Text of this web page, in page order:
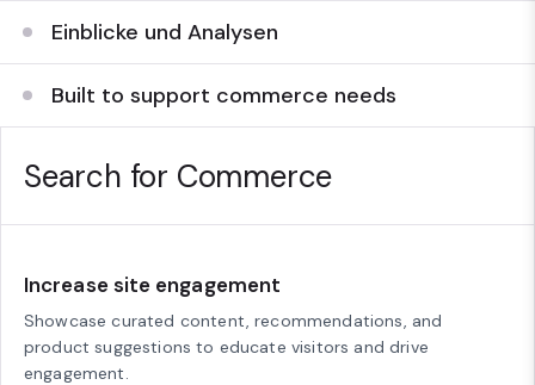
Einblicke und Analysen
Built to support commerce needs
Search for Commerce
Increase site engagement
Showcase curated content, recommendations, and
product suggestions to educate visitors and drive
engagement.